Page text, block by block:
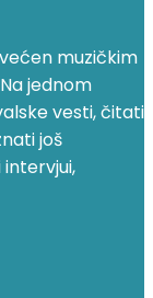
muzičkim
jednom
vesti, čitati
još